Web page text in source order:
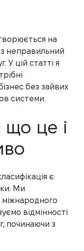
на
неправильний
У цій статті я
без зайвих
системи.
це і
є
Ми
міжнародного
відмінності
починаючи з